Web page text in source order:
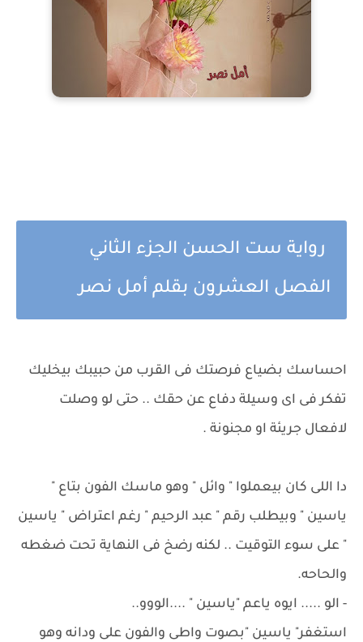
رواية ست الحسن الجزء الثاني
الفصل العشرون بقلم أمل نصر
احساسك بضياع فرصتك فى القرب من حبيبك بيخليك
تفكر فى اى وسيلة دفاع عن حقك .. حتى لو وصلت
لافعال جريئة او مجنونة .
دا اللى كان بيعملوا " وائل " وهو ماسك الفون بتاع "
ياسين " وبيطلب رقم " عبد الرحيم " رغم اعتراض " ياسين
" على سوء التوقيت .. لكنه رضخ فى النهاية تحت ضغطه
والحاحه.
- الو ..... ايوه ياعم "ياسين " ....الووو..
استغفر" ياسين "بصوت واطى والفون على ودانه وهو